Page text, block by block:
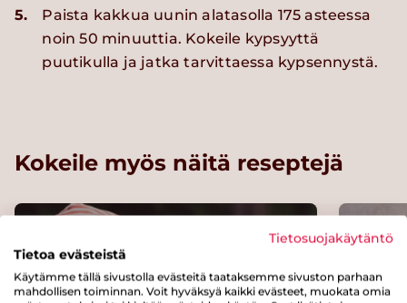
5.
Paista kakkua uunin alatasolla 175 asteessa
noin 50 minuuttia. Kokeile kypsyyttä
puutikulla ja jatka tarvittaessa kypsennystä.
Kokeile myös näitä reseptejä
Tietosuojakäytäntö
Tietoa evästeistä
Käytämme tällä sivustolla evästeitä taataksemme sivuston parhaan
mahdollisen toiminnan. Voit hyväksyä kaikki evästeet, muokata omia